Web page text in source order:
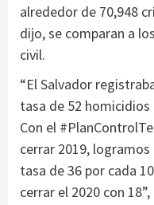
alrededor de 70,948
dijo, se comparan a
civil.
“El Salvador
tasa de 52
Con el
cerrar 2019,
tasa de 36 por cada
cerrar el 2020 con